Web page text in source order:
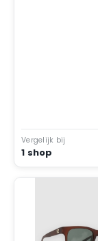
Vergelijk bij
1 shop